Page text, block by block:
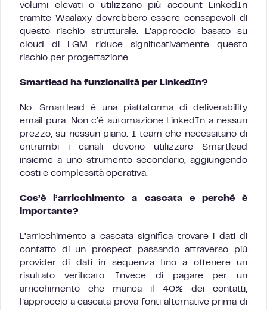
volumi elevati o utilizzano più account LinkedIn
tramite Waalaxy dovrebbero essere consapevoli di
questo rischio strutturale. L’approccio basato su
cloud di LGM riduce significativamente questo
rischio per progettazione.
Smartlead ha funzionalità per LinkedIn?
No. Smartlead è una piattaforma di deliverability
email pura. Non c’è automazione LinkedIn a nessun
prezzo, su nessun piano. I team che necessitano di
entrambi i canali devono utilizzare Smartlead
insieme a uno strumento secondario, aggiungendo
costi e complessità operativa.
Cos’è l’arricchimento a cascata e perché è
importante?
L’arricchimento a cascata significa trovare i dati di
contatto di un prospect passando attraverso più
provider di dati in sequenza fino a ottenere un
risultato verificato. Invece di pagare per un
arricchimento che manca il 40% dei contatti,
l’approccio a cascata prova fonti alternative prima di